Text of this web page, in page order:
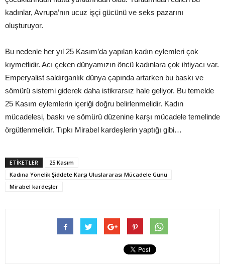
kadınlar, Avrupa’nın ucuz işçi gücünü ve seks pazarını
oluşturuyor.
Bu nedenle her yıl 25 Kasım’da yapılan kadın eylemleri çok
kıymetlidir. Acı çeken dünyamızın öncü kadınlara çok ihtiyacı var.
Emperyalist saldırganlık dünya çapında artarken bu baskı ve
sömürü sistemi giderek daha istikrarsız hale geliyor. Bu temelde
25 Kasım eylemlerin içeriği doğru belirlenmelidir. Kadın
mücadelesi, baskı ve sömürü düzenine karşı mücadele temelinde
örgütlenmelidir. Tıpkı Mirabel kardeşlerin yaptığı gibi…
ETIKETLER
25 Kasım
Kadına Yönelik Şiddete Karşı Uluslararası Mücadele Günü
Mirabel kardeşler